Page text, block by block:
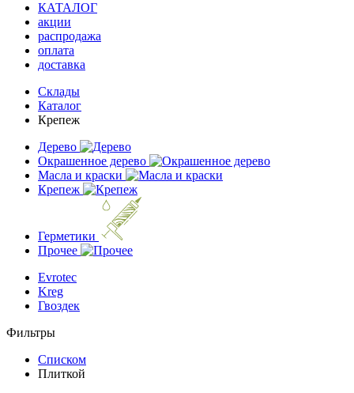
КАТАЛОГ
акции
распродажа
оплата
доставка
Склады
Каталог
Крепеж
Дерево
Окрашенное дерево
Масла и краски
Крепеж
Герметики
Прочее
Evrotec
Kreg
Гвоздек
Фильтры
Списком
Плиткой